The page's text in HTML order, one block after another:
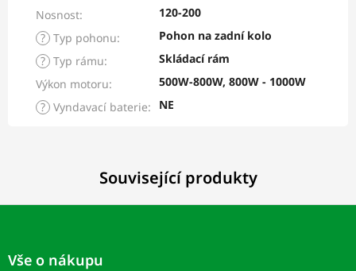
Související produkty
Nosnost:
120-200
? Typ pohonu:
Pohon na zadní kolo
? Typ rámu:
Skládací rám
Výkon motoru:
500W-800W, 800W - 1000W
? Vyndavací baterie: NE
Z
Vše o nákupu